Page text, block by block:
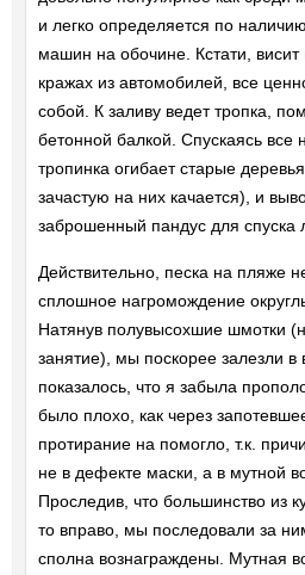
и легко определяется по
машин на обочине. Кстати,
кражах из автомобилей, все
собой. К заливу ведет тропка,
бетонной балкой. Спускаясь все
тропинка огибает старые
зачастую на них качается), и
заброшенный пандус для спуска
Действительно, песка на пляже
сплошное нагромождение
Натянув полувысохшие шмотки
занятие), мы поскорее залезли
показалось, что я забыла
было плохо, как через
протирание на помогло, т.к.
не в дефекте маски, а в мутной
Проследив, что большинство из
то вправо, мы последовали за
сполна вознаграждены. Мутная